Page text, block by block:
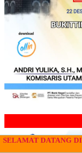
SELAMAT DATANG DI